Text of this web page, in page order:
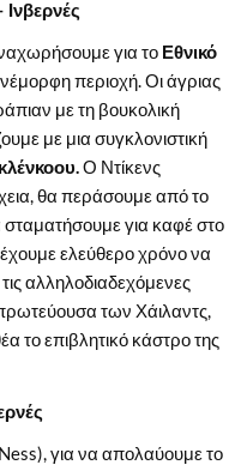
για το Εθνικό
περιοχή. Οι άγριας
με τη βουκολική
με μια συγκλονιστική
Ο Ντίκενς
θα περάσουμε από το
για καφέ στο
ελεύθερο χρόνο να
αλληλοδιαδεχόμενες
των Χάιλαντς,
το επιβλητικό κάστρο της
για να απολαύουμε το